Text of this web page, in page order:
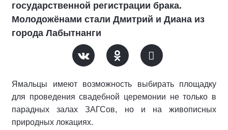
государственной регистрации брака.
Молодожёнами стали Дмитрий и Диана из
города Лабытнанги
Ямальцы имеют возможность выбирать площадку
для проведения свадебной церемонии не только в
парадных залах ЗАГСов, но и на живописных
природных локациях.